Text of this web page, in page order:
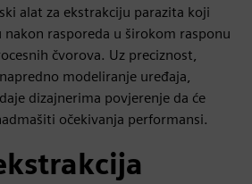
alat za ekstrakciju parazita koji
rasporeda u širokom rasponu
čvorova. Uz preciznost,
modeliranje uređaja,
dizajnerima povjerenje da će
očekivanja performansi.